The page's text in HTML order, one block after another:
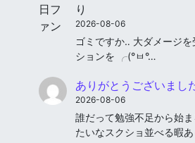
り
2026-08-06
ゴミですか‥ 大ダメージ
ションを ╭(°ㅂ°…
ありがとうございまし
2026-08-06
誰だって勉強不足から始
たいなスクショ並べる暇